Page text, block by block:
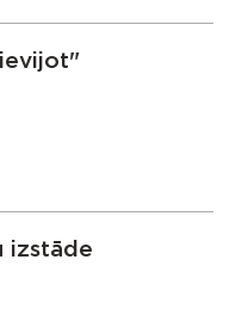
ievijot"
izstāde